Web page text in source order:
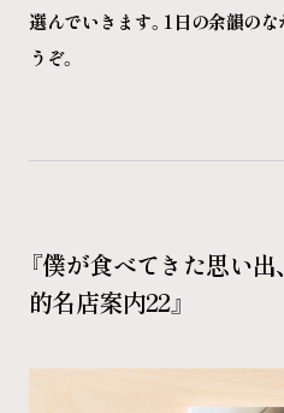
選んでいきます。1日の余韻の
うぞ。
『僕が食べてきた思い
的名店案内22』